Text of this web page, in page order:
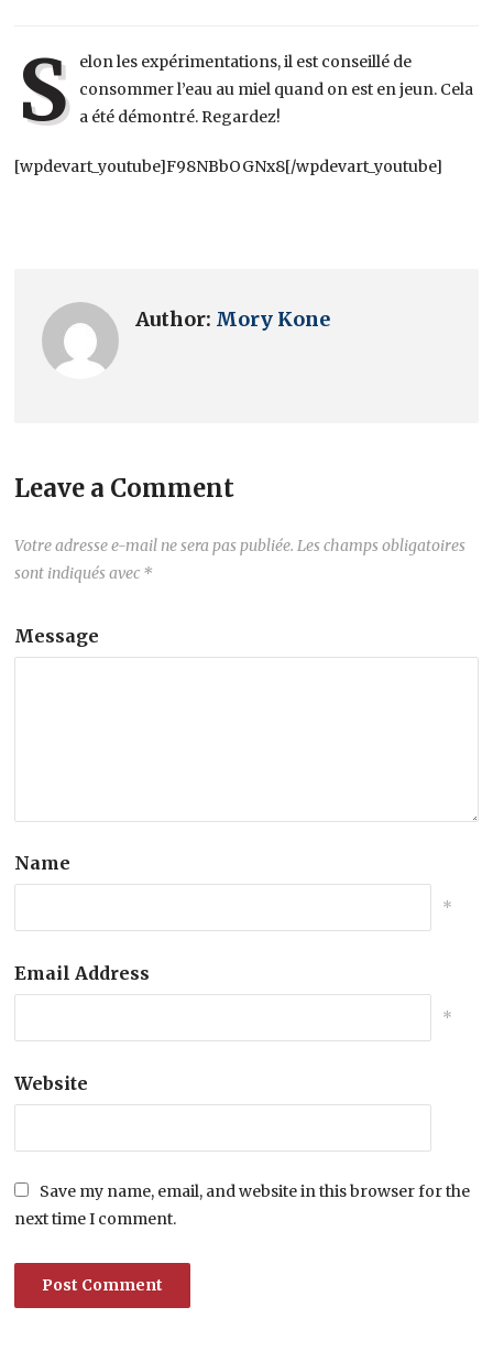
S elon les expérimentations, il est conseillé de
consommer l’eau au miel quand on est en jeun. Cela
a été démontré. Regardez!
[wpdevart_youtube]F98NBbOGNx8[/wpdevart_youtube]
Author: Mory Kone
Leave a Comment
Votre adresse e-mail ne sera pas publiée. Les champs obligatoires
sont indiqués avec *
Message
Name
*
Email Address
*
Website
Save my name, email, and website in this browser for the
next time I comment.